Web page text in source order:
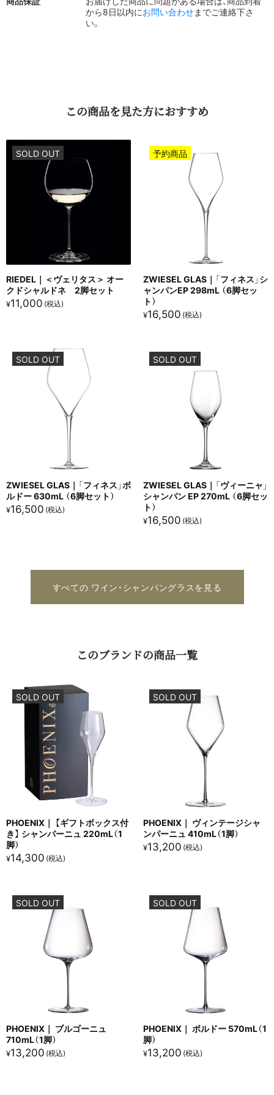
から8日以内にお問い合わせまでご連絡下さ
い。
この​商品を​見た方に​おすすめ
SOLD OUT
RIEDEL｜＜ヴェリタス＞ オー
クドシャルドネ 2脚セット
¥11,000
予約商品
ZWIESEL GLAS｜「フィネス」シ
ャンパンEP 298mL （6脚セッ
ト）
¥16,500
SOLD OUT
ZWIESEL GLAS｜「フィネス」ボ
ルドー 630mL （6脚セット）
¥16,500
SOLD OUT
ZWIESEL GLAS｜「ヴィーニャ」
シャンパン EP 270mL （6脚セッ
ト）
¥16,500
すべての ワイン・シャンパングラスを見る
この​ブランドの​商品一覧
SOLD OUT
PHOENIX｜ 【ギフトボックス付
き】 シャンパーニュ 220mL（1
脚）
¥14,300
SOLD OUT
PHOENIX｜ ヴィンテージシャ
ンパーニュ 410mL（1脚）
¥13,200
SOLD OUT
PHOENIX｜ ブルゴーニュ
710mL（1脚）
¥13,200
SOLD OUT
PHOENIX｜ ボルドー 570mL（1
脚）
¥13,200